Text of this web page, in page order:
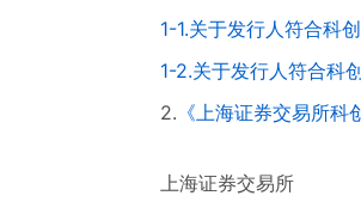
1-1.关于发行人符合科
1-2.关于发行人符合科
2. 《上海证券交易所
上海证券交易所